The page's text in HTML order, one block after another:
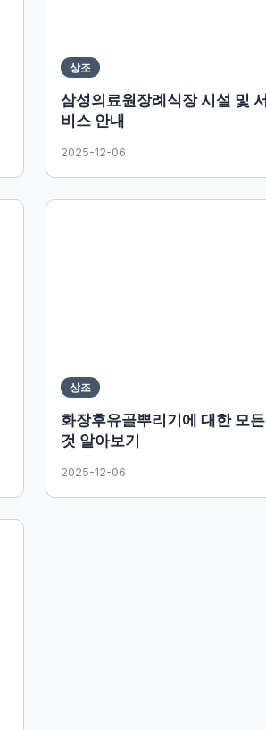
상조
삼성의료원장례식장 시설 및 서
비스 안내
2025-12-06
상조
화장후유골뿌리기에 대한 모든
것 알아보기
2025-12-06